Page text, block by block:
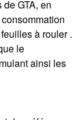
GTA, en
à rouler .
le
ainsi les